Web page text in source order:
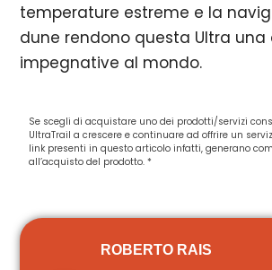
temperature estreme e la
dune rendono questa Ultra una
impegnative al mondo.
Se scegli di acquistare uno dei prodotti/servizi
UltraTrail a crescere e continuare ad offrire un
link presenti in questo articolo infatti, generano
all’acquisto del prodotto. *
ROBERTO RAIS